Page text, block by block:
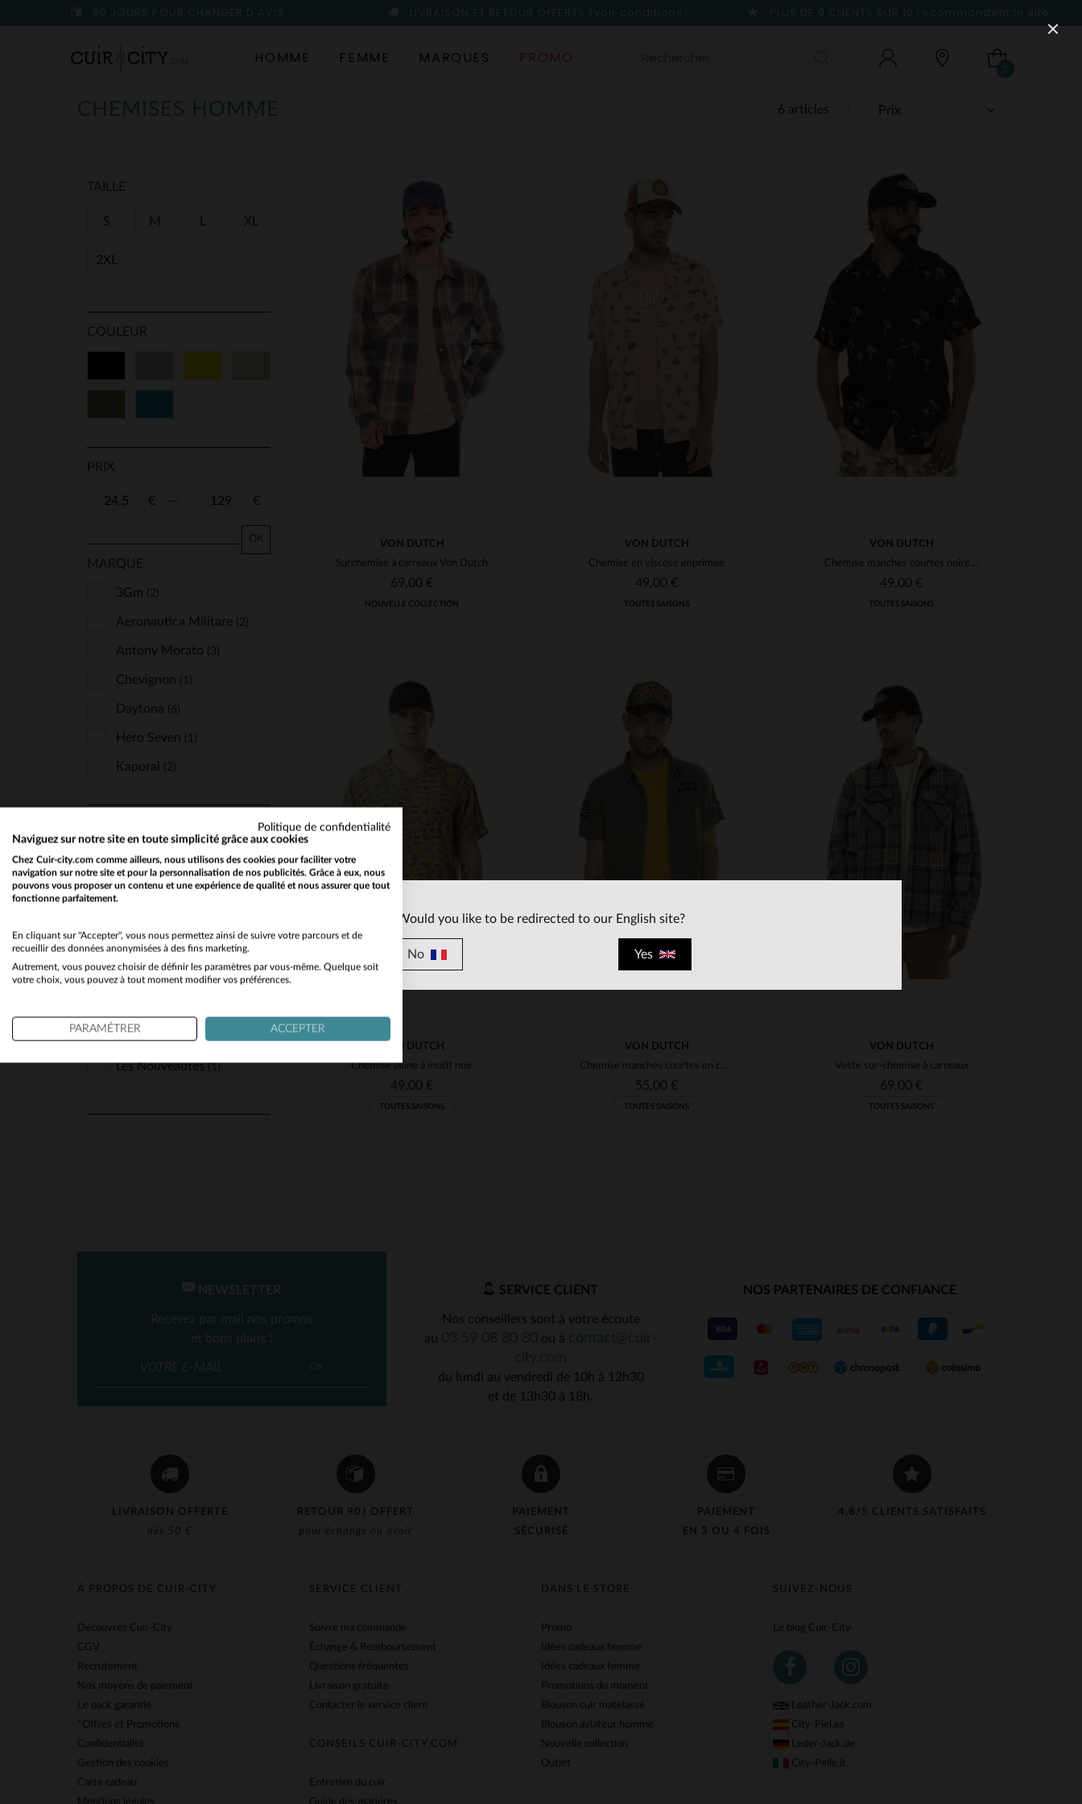
90 JOURS POUR CHANGER D'AVIS LIVRAISON ET RETOUR OFFERTS (voir conditions) PLUS DE 9 CLIENTS SUR 10 recommandent le site
HOMME FEMME MARQUES PROMO
0
6 articles
CHEMISES HOMME
TAILLE
S M XL
2XL
COULEUR
PRIX
€ €
OK
MARQUE
3Gm (2)
Aeronautica Militare (2)
Antony Morato (3)
Chevignon (1)
Daytona (6)
Hero Seven (1)
Kaporal (2)
Petrol Industries (3)
Redskins(5)
Von Dutch(6)
Bi-Matiere (1)
Textile(5)
SAISON
Toutes Saisons (6)
N'AFFICHER QUE
Les Nouveautés (1)
S M
VON DUTCH
Surchemise à carreaux Von Dutch
69,00 €
NOUVELLE COLLECTION
VON DUTCH
Chemise en viscose imprimée
49,00 €
TOUTES SAISONS
VON DUTCH
Chemise manches courtes noire motif surf
49,00 €
TOUTES SAISONS
TAILLES DISPONIBLES
VON DUTCH
Chemise jaune à motif noir
49,00 €
TOUTES SAISONS
M
VON DUTCH
Chemise manches courtes en coton army kaki
55,00 €
TOUTES SAISONS
VON DUTCH
Veste sur-chemise à carreaux
69,00 €
TOUTES SAISONS
LIVRAISON OFFERTE
dès 50 €
RETOUR 90J OFFERT
pour échange ou avoir
PAIEMENT
SÉCURISÉ
PAIEMENT
EN 3 OU 4 FOIS
4,8/5 CLIENTS SATISFAITS
NEWSLETTER
Recevez par mail nos promos
et bons plans !
OK
SERVICE CLIENT
Nos conseillers sont à votre écoute
au
ou à
du lundi au vendredi de 10h à 12h30
et de 13h30 à 18h.
NOS PARTENAIRES DE CONFIANCE
SUIVEZ-NOUS
Le blog Cuir-City
Leather-Jack.com
City-Piel.es
Leder-Jack.de
City-Pelle.it
SERVICE CLIENT
Suivre ma commande
Échange & Remboursement
Questions fréquentes
Livraison gratuite
Contacter le service client
CONSEILS CUIR-CITY.COM
Entretien du cuir
DANS LE STORE
Promo
Idées cadeaux homme
Idées cadeaux femme
Promotions du moment
Blouson cuir matelassé
Blouson aviateur homme
Nouvelle collection
Outlet
À PROPOS DE CUIR-CITY
Découvrez Cuir-City
CGV
Recrutement
Nos moyens de paiement
Le pack garantie
*Offres et Promotions
Confidentialité
Gestion des cookies
Carte cadeau
Would you like to be redirected to our English site?
No Yes
Politique de confidentialité
Naviguez sur notre site en toute simplicité grâce aux cookies
Chez Cuir-city.com comme ailleurs, nous utilisons des cookies pour faciliter votre
navigation sur notre site et pour la personnalisation de nos publicités. Grâce à eux, nous
pouvons vous proposer un contenu et une expérience de qualité et nous assurer que tout
fonctionne parfaitement.
En cliquant sur "Accepter", vous nous permettez ainsi de suivre votre parcours et de
recueillir des données anonymisées à des fins marketing.
Autrement, vous pouvez choisir de définir les paramètres par vous-même. Quelque soit
votre choix, vous pouvez à tout moment modifier vos préférences.
PARAMÉTRER ACCEPTER